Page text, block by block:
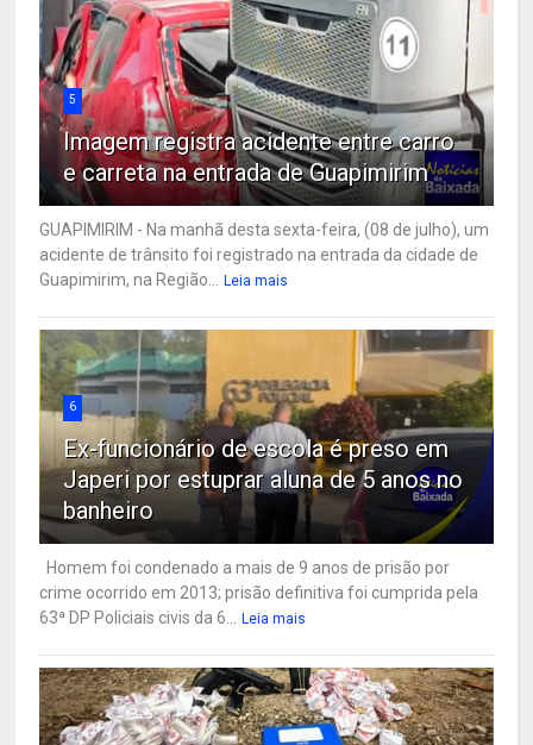
5
Imagem registra acidente entre carro
e carreta na entrada de Guapimirim
GUAPIMIRIM - Na manhã desta sexta-feira, (08 de julho), um
acidente de trânsito foi registrado na entrada da cidade de
Guapimirim, na Região... Leia mais
6
Ex-funcionário de escola é preso em
Japeri por estuprar aluna de 5 anos no
banheiro
Homem foi condenado a mais de 9 anos de prisão por
crime ocorrido em 2013; prisão definitiva foi cumprida pela
63ª DP Policiais civis da 6... Leia mais